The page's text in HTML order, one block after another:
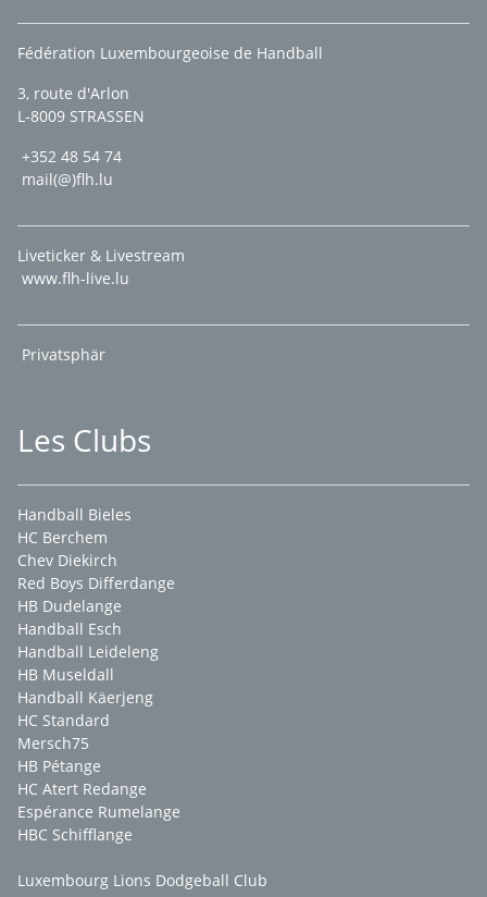
Fédération Luxembourgeoise de Handball
3, route d'Arlon
L-8009 STRASSEN
+352 48 54 74
mail(@)flh.lu
Liveticker & Livestream
www.flh-live.lu
Privatsphär
Les Clubs
Handball Bieles
HC Berchem
Chev Diekirch
Red Boys Differdange
HB Dudelange
Handball Esch
Handball Leideleng
HB Museldall
Handball Käerjeng
HC Standard
Mersch75
HB Pétange
HC Atert Redange
Espérance Rumelange
HBC Schifflange
Luxembourg Lions Dodgeball Club